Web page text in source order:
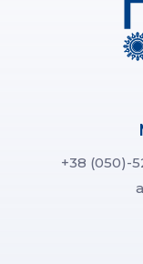
+38 (050)-